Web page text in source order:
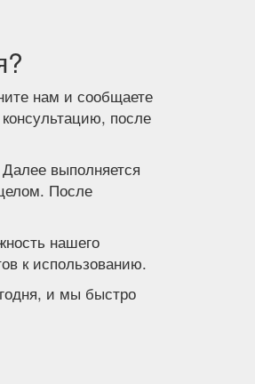
нам и сообщаете
после
выполняется
После
нашего
к использованию.
и мы быстро